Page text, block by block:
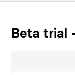
Beta trial